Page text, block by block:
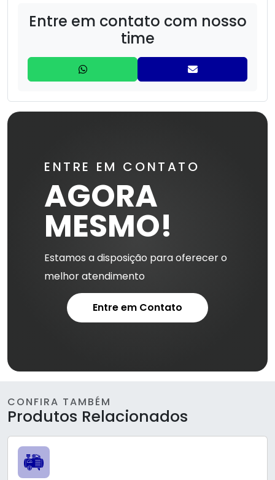
Compressor De Alta Pressão 3000/40
Compressor De Alta Pressão 500/40
Compressor De Alta Pressão 600/350
Compressor De Alta Pressão 600/40
Compressor de Nitrogênio
Entre em contato com nosso
time
ENTRE EM CONTATO
AGORA
MESMO!
Estamos a disposição para oferecer o
melhor atendimento
Entre em Contato
CONFIRA TAMBÉM
Produtos Relacionados